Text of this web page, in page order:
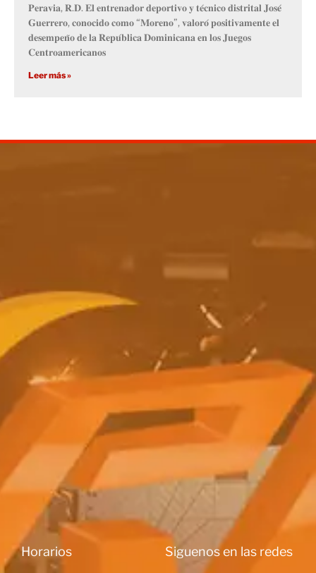
𝐏𝐞𝐫𝐚𝐯𝐢𝐚, 𝐑.𝐃. 𝐄𝐥 𝐞𝐧𝐭𝐫𝐞𝐧𝐚𝐝𝐨𝐫 𝐝𝐞𝐩𝐨𝐫𝐭𝐢𝐯𝐨 𝐲 𝐭𝐞́𝐜𝐧𝐢𝐜𝐨 𝐝𝐢𝐬𝐭𝐫𝐢𝐭𝐚𝐥 𝐉𝐨𝐬𝐞́
𝐆𝐮𝐞𝐫𝐫𝐞𝐫𝐨, 𝐜𝐨𝐧𝐨𝐜𝐢𝐝𝐨 𝐜𝐨𝐦𝐨 “𝐌𝐨𝐫𝐞𝐧𝐨”, 𝐯𝐚𝐥𝐨𝐫𝐨́ 𝐩𝐨𝐬𝐢𝐭𝐢𝐯𝐚𝐦𝐞𝐧𝐭𝐞 𝐞𝐥
𝐝𝐞𝐬𝐞𝐦𝐩𝐞𝐧̃𝐨 𝐝𝐞 𝐥𝐚 𝐑𝐞𝐩𝐮́𝐛𝐥𝐢𝐜𝐚 𝐃𝐨𝐦𝐢𝐧𝐢𝐜𝐚𝐧𝐚 𝐞𝐧 𝐥𝐨𝐬 𝐉𝐮𝐞𝐠𝐨𝐬
𝐂𝐞𝐧𝐭𝐫𝐨𝐚𝐦𝐞𝐫𝐢𝐜𝐚𝐧𝐨𝐬
Leer más »
Horarios Siguenos en las redes